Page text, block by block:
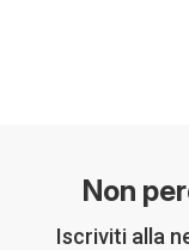
Non
Iscriviti alla